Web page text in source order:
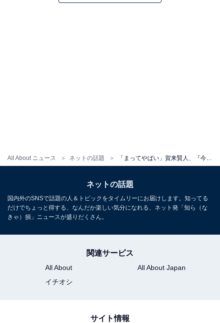
All About ニュース ネットの話題
ネットの話題
国内外のSNSで話題の人＆トピックをタイムリーにお届けします。知ってる
だけでちょっと得する、なんだか楽しい気分になれる、ネット発「知ら（な
きゃ）損」ニュースが盛りだくさん。
関連サービス
All About
All About Japan
イチオシ
サイト情報